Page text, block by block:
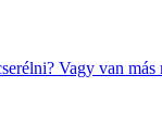
Vagy van más